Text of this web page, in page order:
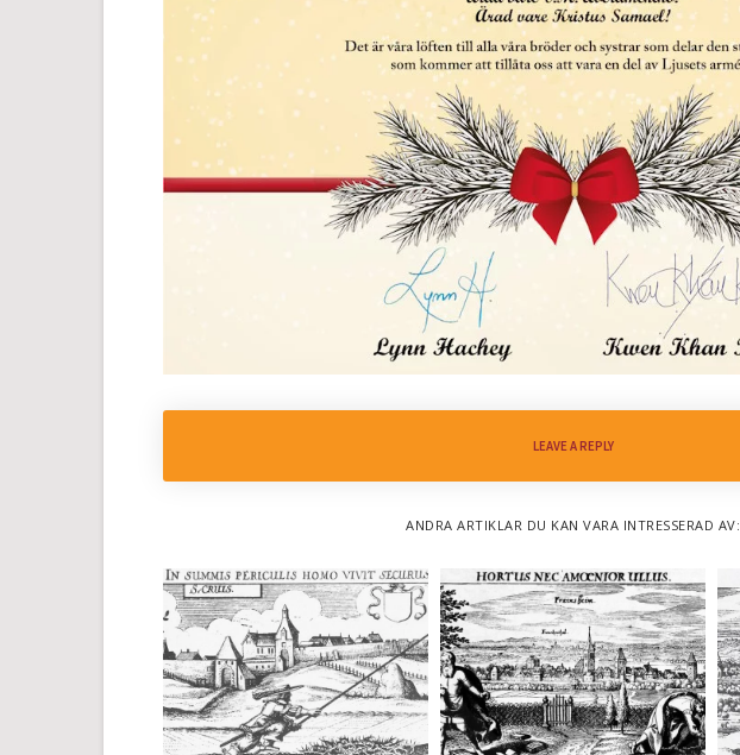
LEAVE A REPLY
ANDRA ARTIKLAR DU KAN VARA INTRESSERAD AV: